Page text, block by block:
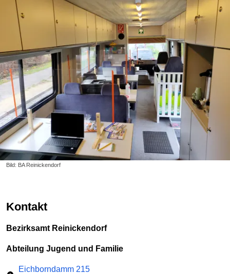
Bild: BA Reinickendorf
Kontakt
Bezirksamt Reinickendorf
Abteilung Jugend und Familie
Eichborndamm 215